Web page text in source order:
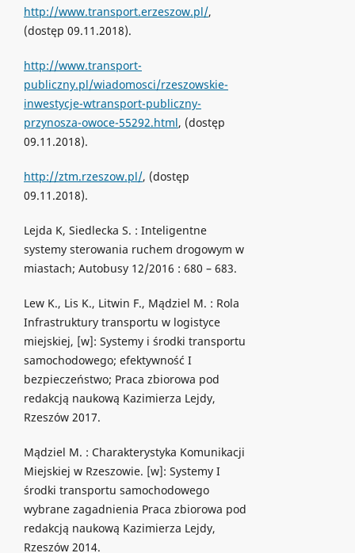
http://www.transport.erzeszow.pl/,
(dostęp 09.11.2018).
http://www.transport-
publiczny.pl/wiadomosci/rzeszowskie-
inwestycje-wtransport-publiczny-
przynosza-owoce-55292.html, (dostęp
09.11.2018).
http://ztm.rzeszow.pl/, (dostęp
09.11.2018).
Lejda K, Siedlecka S. : Inteligentne
systemy sterowania ruchem drogowym w
miastach; Autobusy 12/2016 : 680 – 683.
Lew K., Lis K., Litwin F., Mądziel M. : Rola
Infrastruktury transportu w logistyce
miejskiej, [w]: Systemy i środki transportu
samochodowego; efektywność I
bezpieczeństwo; Praca zbiorowa pod
redakcją naukową Kazimierza Lejdy,
Rzeszów 2017.
Mądziel M. : Charakterystyka Komunikacji
Miejskiej w Rzeszowie. [w]: Systemy I
środki transportu samochodowego
wybrane zagadnienia Praca zbiorowa pod
redakcją naukową Kazimierza Lejdy,
Rzeszów 2014.